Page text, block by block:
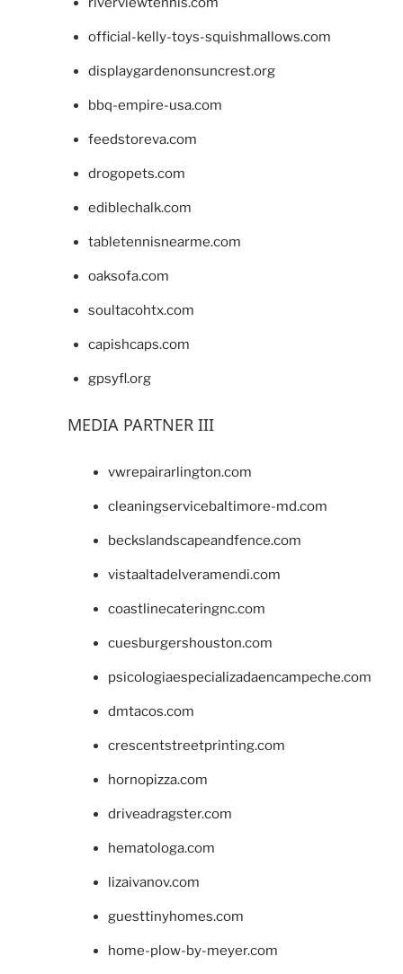
official-kelly-toys-squishmallows.com
displaygardenonsuncrest.org
bbq-empire-usa.com
feedstoreva.com
drogopets.com
ediblechalk.com
tabletennisnearme.com
oaksofa.com
soultacohtx.com
capishcaps.com
gpsyfl.org
MEDIA PARTNER III
vwrepairarlington.com
cleaningservicebaltimore-md.com
beckslandscapeandfence.com
vistaaltadelveramendi.com
coastlinecateringnc.com
cuesburgershouston.com
psicologiaespecializadaencampeche.com
dmtacos.com
crescentstreetprinting.com
hornopizza.com
driveadragster.com
hematologa.com
lizaivanov.com
guesttinyhomes.com
home-plow-by-meyer.com